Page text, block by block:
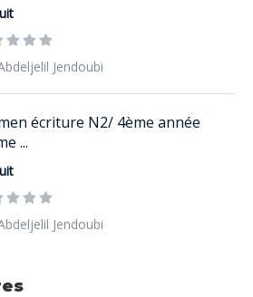
Jendoubi
écriture N2/ 4ème année
...
Jendoubi